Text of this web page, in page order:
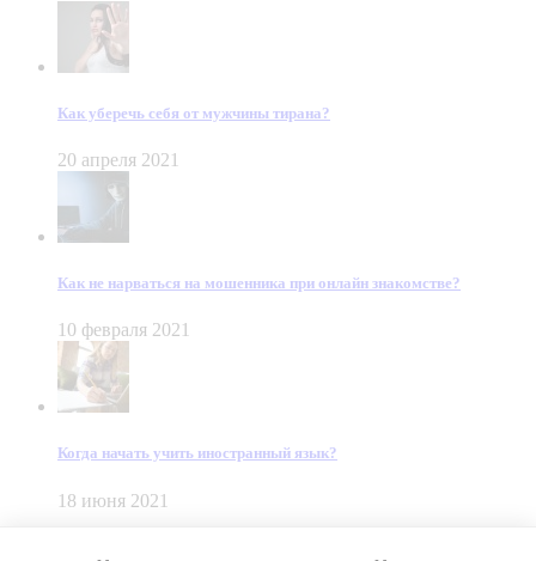
Как уберечь себя от мужчины тирана?
20 апреля 2021
Как не нарваться на мошенника при онлайн знакомстве?
10 февраля 2021
Когда начать учить иностранный язык?
18 июня 2021